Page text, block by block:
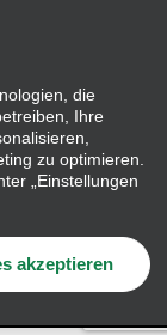
vorbehalten
die
Ihre
zu optimieren.
„Einstellungen
akzeptieren